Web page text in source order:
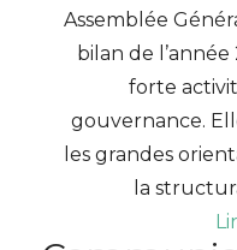
Assemblée
bilan de
forte
gouvernance.
les grandes
la